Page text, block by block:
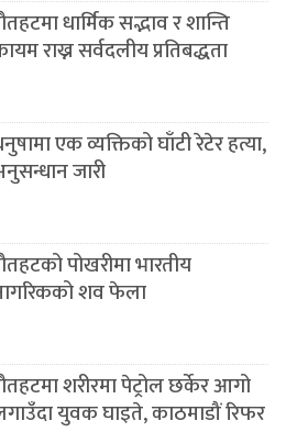
धार्मिक सद्भाव र शान्ति
राख्न सर्वदलीय प्रतिबद्धता
एक व्यक्तिको घाँटी रेटेर हत्या,
जारी
पोखरीमा भारतीय
शव फेला
शरीरमा पेट्रोल छर्केर आगो
युवक घाइते, काठमाडौं रिफर